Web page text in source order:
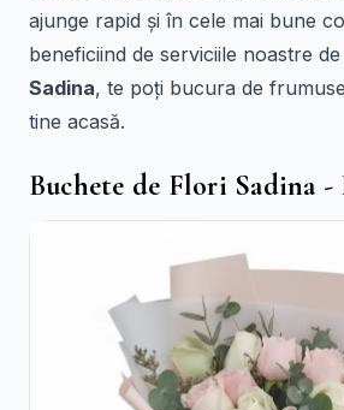
ajunge rapid și în cele mai bune
beneficiind de serviciile noastre de
Sadina, te poți bucura de
tine acasă.
Buchete de Flori Sadina -